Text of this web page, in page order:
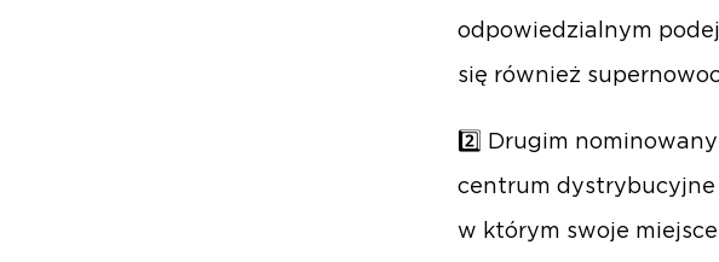
odpowiedzialnym
się również
2️⃣ Drugim
centrum dystrybucyjne
w którym swoje